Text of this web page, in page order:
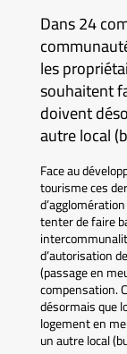
Dans 24
les
souhaitent
doivent
autre local
Face au
tourisme ces
tenter de faire
d’autorisation
(passage en
compensation.
désormais que
logement en
un autre local